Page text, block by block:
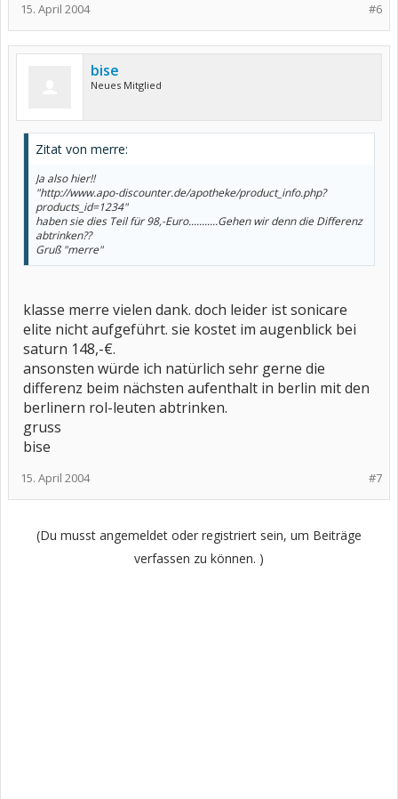
#6
15. April 2004
bise
Neues Mitglied
Zitat von merre:
Ja also hier!!
"http://www.apo-discounter.de/apotheke/product_info.php?
products_id=1234"
haben sie dies Teil für 98,-Euro...........Gehen wir denn die Differenz
abtrinken??
Gruß "merre"
klasse merre vielen dank. doch leider ist sonicare
elite nicht aufgeführt. sie kostet im augenblick bei
saturn 148,-€.
ansonsten würde ich natürlich sehr gerne die
differenz beim nächsten aufenthalt in berlin mit den
berlinern rol-leuten abtrinken.
gruss
bise
#7
15. April 2004
(Du musst angemeldet oder registriert sein, um Beiträge
verfassen zu können. )